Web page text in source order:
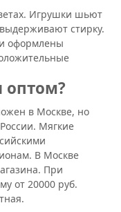
Игрушки шьют
стирку.
оформлены
оптом?
в Москве, но
Мягкие
В Москве
При
от 20000 руб.